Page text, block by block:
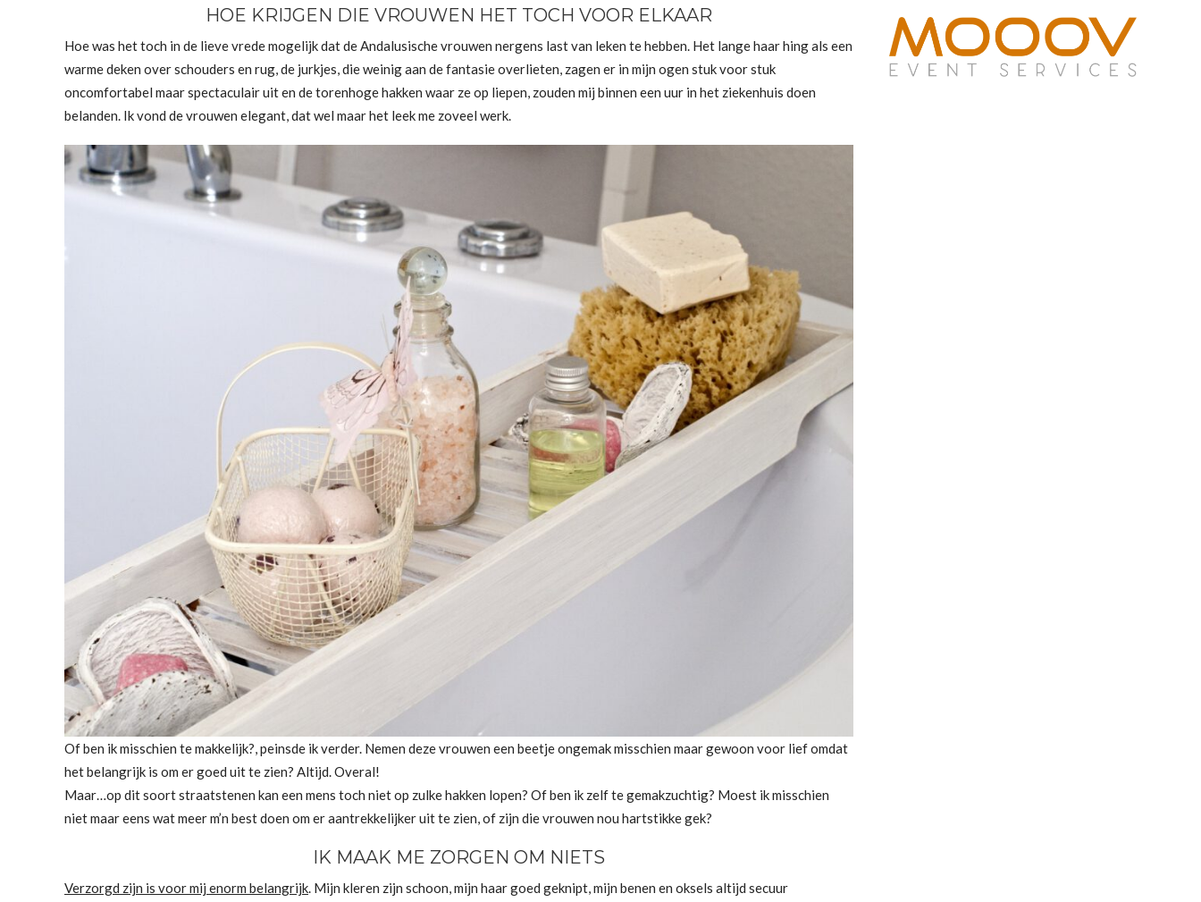
HOE KRIJGEN DIE VROUWEN HET TOCH VOOR ELKAAR
Hoe was het toch in de lieve vrede mogelijk dat de Andalusische vrouwen nergens last van leken te hebben. Het lange haar hing als een
warme deken over schouders en rug, de jurkjes, die weinig aan de fantasie overlieten, zagen er in mijn ogen stuk voor stuk
oncomfortabel maar spectaculair uit en de torenhoge hakken waar ze op liepen, zouden mij binnen een uur in het ziekenhuis doen
belanden. Ik vond de vrouwen elegant, dat wel maar het leek me zoveel werk.
Of ben ik misschien te makkelijk?, peinsde ik verder. Nemen deze vrouwen een beetje ongemak misschien maar gewoon voor lief omdat
het belangrijk is om er goed uit te zien? Altijd. Overal!
Maar…op dit soort straatstenen kan een mens toch niet op zulke hakken lopen? Of ben ik zelf te gemakzuchtig? Moest ik misschien
niet maar eens wat meer m’n best doen om er aantrekkelijker uit te zien, of zijn die vrouwen nou hartstikke gek?
IK MAAK ME ZORGEN OM NIETS
Verzorgd zijn is voor mij enorm belangrijk. Mijn kleren zijn schoon, mijn haar goed geknipt, mijn benen en oksels altijd secuur